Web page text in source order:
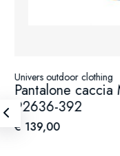
Univers outdoor clothing
Pantalone caccia
92636-392
€ 139,00